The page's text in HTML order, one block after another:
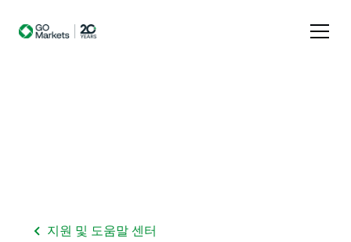
지원 및 도움말 센터